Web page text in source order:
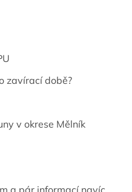
zavírací době?
v okrese Mělník
a pár informací navíc...